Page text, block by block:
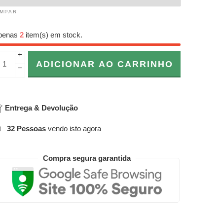
2 item(s) em stock.
+
−
ADICIONAR AO CARRINHO
Entrega & Devolução
32 Pessoas vendo isto agora
Compra segura garantida